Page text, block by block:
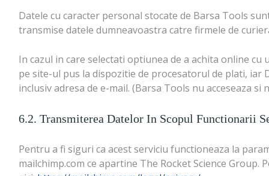
Datele cu caracter personal stocate de Barsa Tools
transmise datele dumneavoastra catre firmele de
In cazul in care selectati optiunea de a achita online
pe site-ul pus la dispozitie de procesatorul de plati,
inclusiv adresa de e-mail. (Barsa Tools nu acceseaza
6.2. Transmiterea Datelor In Scopul Functionarii
Pentru a fi siguri ca acest serviciu functioneaza la
mailchimp.com ce apartine The Rocket Science